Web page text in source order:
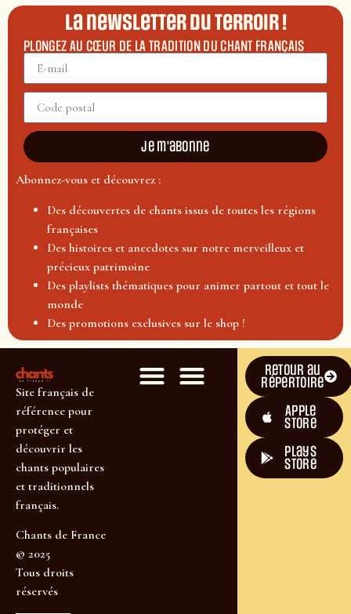
La newsletter du terroir !
PLONGEZ AU CŒUR DE LA TRADITION DU CHANT FRANÇAIS
Je m'abonne
Abonnez-vous et découvrez :
Des découvertes de chants issus de toutes les régions
françaises
Des histoires et anecdotes sur notre merveilleux et
précieux patrimoine
Des playlists thématiques pour animer partout et tout le
monde
Des promotions exclusives sur le shop !
Site français de
référence pour
protéger et
découvrir les
chants populaires
et traditionnels
français.
Chants de France
© 2025
Tous droits
réservés
Retour au
répertoire
Apple
Store
plays
store